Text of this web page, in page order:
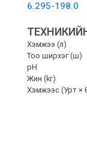
цэвэрлэгч
quantity
6.295-198.0
ТЕХНИКИЙН
Хэмжээ (л)
Тоо ширхэг (ш)
pH
Жин (kг)
Хэмжээс (Урт ×